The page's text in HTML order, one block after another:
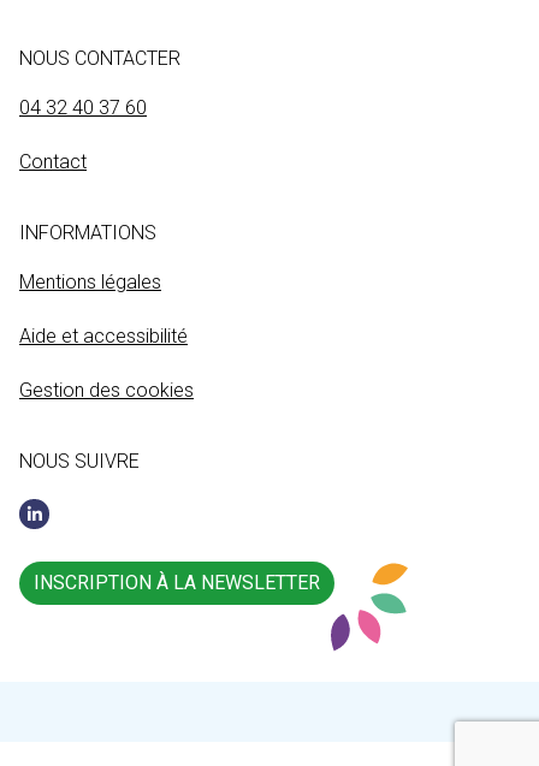
NOUS CONTACTER
04 32 40 37 60
Contact
INFORMATIONS
Mentions légales
Aide et accessibilité
Gestion des cookies
NOUS SUIVRE
INSCRIPTION À LA NEWSLETTER